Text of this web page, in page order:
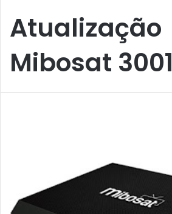
Atualização
Mibosat 3001